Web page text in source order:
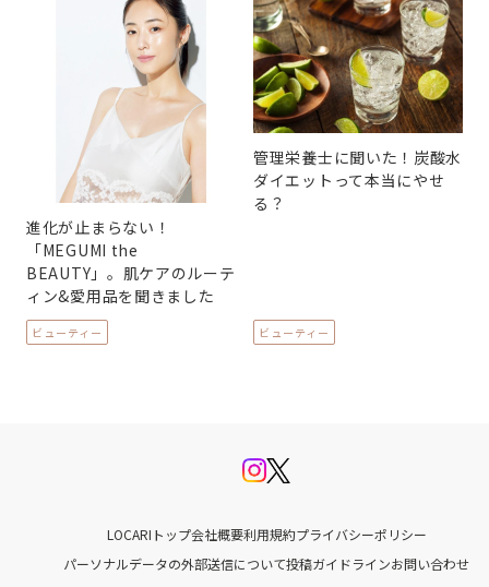
進化が止まらない！
「MEGUMI the
BEAUTY」。肌ケアのルーテ
ィン&愛用品を聞きました
ビューティー
管理栄養士に聞いた！炭酸水
ダイエットって本当にやせ
る？
ビューティー
LOCARIトップ会社概要利用規約プライバシーポリシー
パーソナルデータの外部送信について投稿ガイドラインお問い合わせ